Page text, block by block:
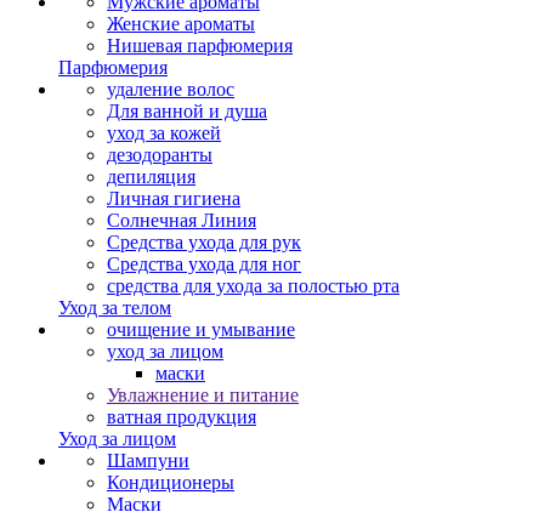
Женские ароматы
Нишевая парфюмерия
Парфюмерия
удаление волос
Для ванной и душа
уход за кожей
дезодоранты
депиляция
Личная гигиена
Солнечная Линия
Средства ухода для рук
Средства ухода для ног
средства для ухода за полостью рта
Уход за телом
очищение и умывание
уход за лицом
маски
Увлажнение и питание
ватная продукция
Уход за лицом
Шампуни
Кондиционеры
Маски